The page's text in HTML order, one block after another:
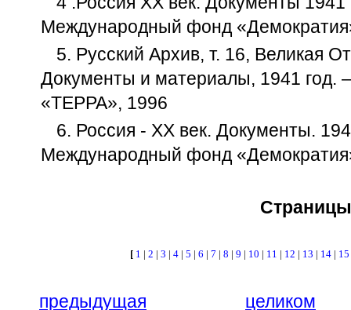
Международный фонд
5. Русский Архив, т. 16, Великая
Документы и материалы, 1941 год.
«ТЕРРА», 1996
6. Россия - XX век. Документы.
Международный фонд
Страницы
[ 1 | 2 | 3 | 4 | 5 | 6 | 7 | 8 | 9 | 10 | 11 | 12 | 13 | 14 | 15
предыдущая целиком